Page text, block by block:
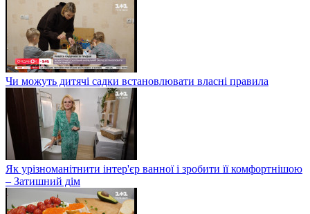
Чи можуть дитячі садки встановлювати власні правила
Як урізноманітнити інтер'єр ванної і зробити її комфортнішою
– Затишний дім